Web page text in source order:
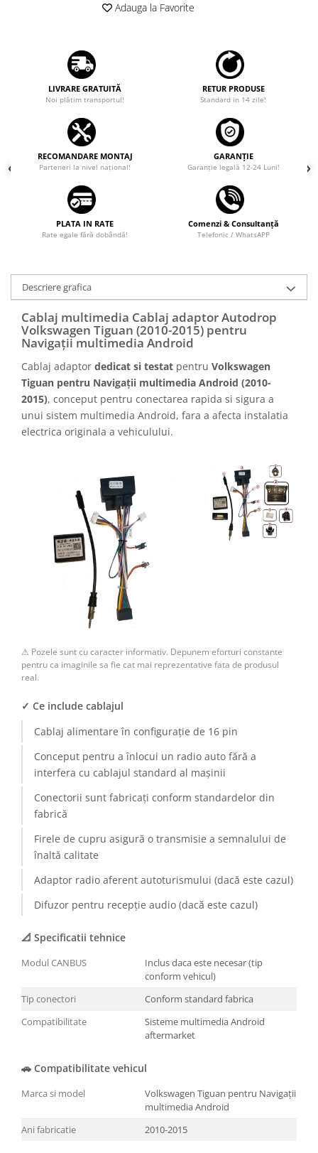
Adauga la Favorite
LIVRARE GRATUITĂ
Noi plătim transportul!
RETUR PRODUSE
Standard in 14 zile!
RECOMANDARE MONTAJ
Parteneri la nivel național!
GARANȚIE
Garanţie legală 12-24 Luni!
PLATA IN RATE
Rate egale fără dobândă!
Comenzi & Consultanță
Telefonic / WhatsAPP
Descriere grafica
Cablaj multimedia Cablaj adaptor Autodrop
Volkswagen Tiguan (2010-2015) pentru
Navigații multimedia Android
Cablaj adaptor dedicat si testat pentru Volkswagen
Tiguan pentru Navigații multimedia Android (2010-
2015), conceput pentru conectarea rapida si sigura a
unui sistem multimedia Android, fara a afecta instalatia
electrica originala a vehiculului.
⚠ Pozele sunt cu caracter informativ. Depunem eforturi constante
pentru ca imaginile sa fie cat mai reprezentative fata de produsul
real.
✓ Ce include cablajul
Cablaj alimentare în configurație de 16 pin
Conceput pentru a înlocui un radio auto fără a
interfera cu cablajul standard al mașinii
Conectorii sunt fabricați conform standardelor din
fabrică
Firele de cupru asigură o transmisie a semnalului de
înaltă calitate
Adaptor radio aferent autoturismului (dacă este cazul)
Difuzor pentru recepție audio (dacă este cazul)
📐 Specificatii tehnice
Modul CANBUS
Inclus daca este necesar (tip
conform vehicul)
Tip conectori
Conform standard fabrica
Compatibilitate
Sisteme multimedia Android
aftermarket
🚗 Compatibilitate vehicul
Marca si model
Volkswagen Tiguan pentru Navigații
multimedia Android
Ani fabricatie
2010-2015